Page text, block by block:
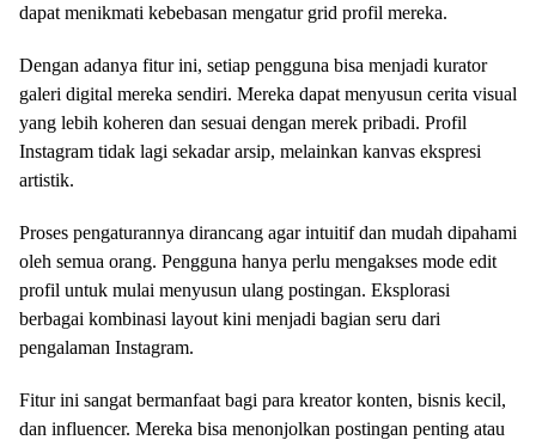
dapat menikmati kebebasan mengatur grid profil mereka.
Dengan adanya fitur ini, setiap pengguna bisa menjadi kurator
galeri digital mereka sendiri. Mereka dapat menyusun cerita visual
yang lebih koheren dan sesuai dengan merek pribadi. Profil
Instagram tidak lagi sekadar arsip, melainkan kanvas ekspresi
artistik.
Proses pengaturannya dirancang agar intuitif dan mudah dipahami
oleh semua orang. Pengguna hanya perlu mengakses mode edit
profil untuk mulai menyusun ulang postingan. Eksplorasi
berbagai kombinasi layout kini menjadi bagian seru dari
pengalaman Instagram.
Fitur ini sangat bermanfaat bagi para kreator konten, bisnis kecil,
dan influencer. Mereka bisa menonjolkan postingan penting atau